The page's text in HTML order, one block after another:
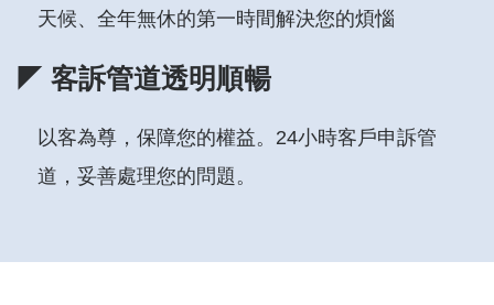
天候、全年無休的第一時間解決您的煩惱
◤ 客訴管道透明順暢
以客為尊，保障您的權益。24小時客戶申訴管
道，妥善處理您的問題。